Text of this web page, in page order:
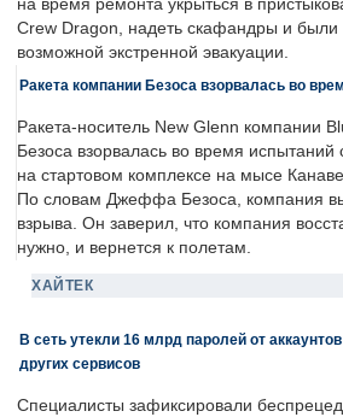
на время ремонта укрыться в
Crew Dragon, надеть скафандры и были
возможной экстренной эвакуации.
Ракета компании Безоса взорвалась во
Ракета-носитель New Glenn компании
Безоса взорвалась во время испытаний
на стартовом комплексе на мысе
По словам Джеффа Безоса, компания
взрыва. Он заверил, что компания
нужно, и вернется к полетам.
ХАЙТЕК
В сеть утекли 16 млрд паролей от
других сервисов
Специалисты зафиксировали